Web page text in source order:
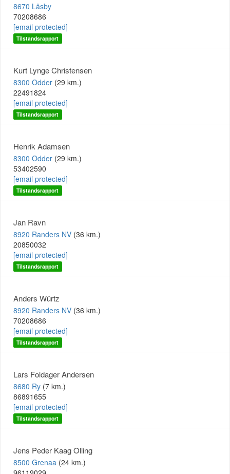
8670 Låsby
70208686
[email protected]
Tilstandsrapport
Kurt Lynge Christensen
8300 Odder (29 km.)
22491824
[email protected]
Tilstandsrapport
Henrik Adamsen
8300 Odder (29 km.)
53402590
[email protected]
Tilstandsrapport
Jan Ravn
8920 Randers NV (36 km.)
20850032
[email protected]
Tilstandsrapport
Anders Würtz
8920 Randers NV (36 km.)
70208686
[email protected]
Tilstandsrapport
Lars Foldager Andersen
8680 Ry (7 km.)
86891655
[email protected]
Tilstandsrapport
Jens Peder Kaag Olling
8500 Grenaa (24 km.)